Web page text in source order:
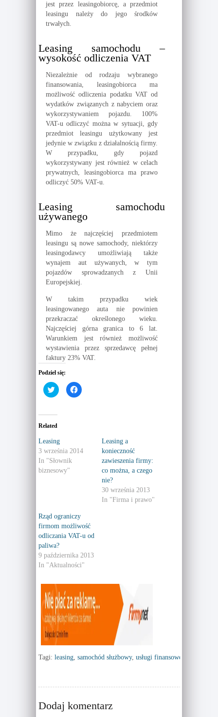
jest przez leasingobiorcę, a przedmiot
leasingu należy do jego środków
trwałych.
Leasing samochodu –
wysokość odliczenia VAT
Niezależnie od rodzaju wybranego
finansowania, leasingobiorca ma
możliwość odliczenia podatku VAT od
wydatków związanych z nabyciem oraz
wykorzystywaniem pojazdu. 100%
VAT-u odliczyć można w sytuacji, gdy
przedmiot leasingu użytkowany jest
jedynie w związku z działalnością firmy.
W przypadku, gdy pojazd
wykorzystywany jest również w celach
prywatnych, leasingobiorca ma prawo
odliczyć 50% VAT-u.
Leasing samochodu
używanego
Mimo że najczęściej przedmiotem
leasingu są nowe samochody, niektórzy
leasingodawcy umożliwiają także
wynajem aut używanych, w tym
pojazdów sprowadzanych z Unii
Europejskiej.
W takim przypadku wiek
leasingowanego auta nie powinien
przekraczać określonego wieku.
Najczęściej górna granica to 6 lat.
Warunkiem jest również możliwość
wystawienia przez sprzedawcę pełnej
faktury 23% VAT.
Podziel się:
C
l
t
o
s
a
r
e
o
n
T
O
p
e
n
s
i
n
n
e
w
n
d
o
w
)
C
l
r
e
(
O
p
e
n
n
n
e
n
d
o
w
)
Related
Leasing
3 września 2014
In "Słownik
biznesowy"
Leasing a
konieczność
zawieszenia firmy:
co można, a czego
nie?
30 września 2013
In "Firma i prawo"
Rząd ograniczy
firmom możliwość
odliczania VAT-u od
paliwa?
9 października 2013
In "Aktualności"
Tagi: leasing, samochód służbowy, usługi finansowe
Dodaj komentarz